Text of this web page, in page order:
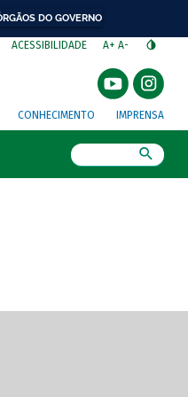
DO GOVERNO
ACESSIBILIDADE A+ A-
CONHECIMENTO IMPRENSA